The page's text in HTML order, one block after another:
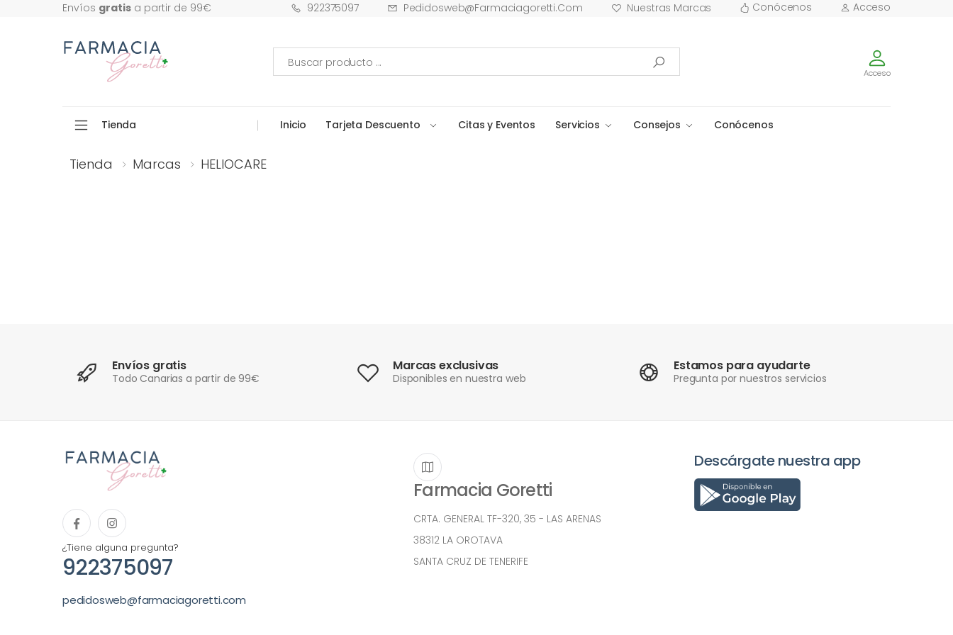
Envíos gratis a partir de 99€ 922375097 Pedidosweb@farmaciagoretti.com Nuestras Marcas Conócenos Acceso
Acceso
Tienda Inicio Tarjeta Descuento Citas y Eventos Servicios Consejos Conócenos
Tienda Marcas HELIOCARE
Envíos gratis
Todo Canarias a partir de 99€
Marcas exclusivas
Disponibles en nuestra web
Estamos para ayudarte
Pregunta por nuestros servicios
¿Tiene alguna pregunta?
922375097
pedidosweb@farmaciagoretti.com
Farmacia Goretti
CRTA. GENERAL TF-320, 35 - LAS ARENAS
38312 LA OROTAVA
SANTA CRUZ DE TENERIFE
Descárgate nuestra app